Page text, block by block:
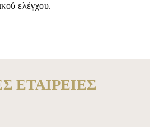
ελέγχου.
ΕΤΑΙΡΕΙΕΣ